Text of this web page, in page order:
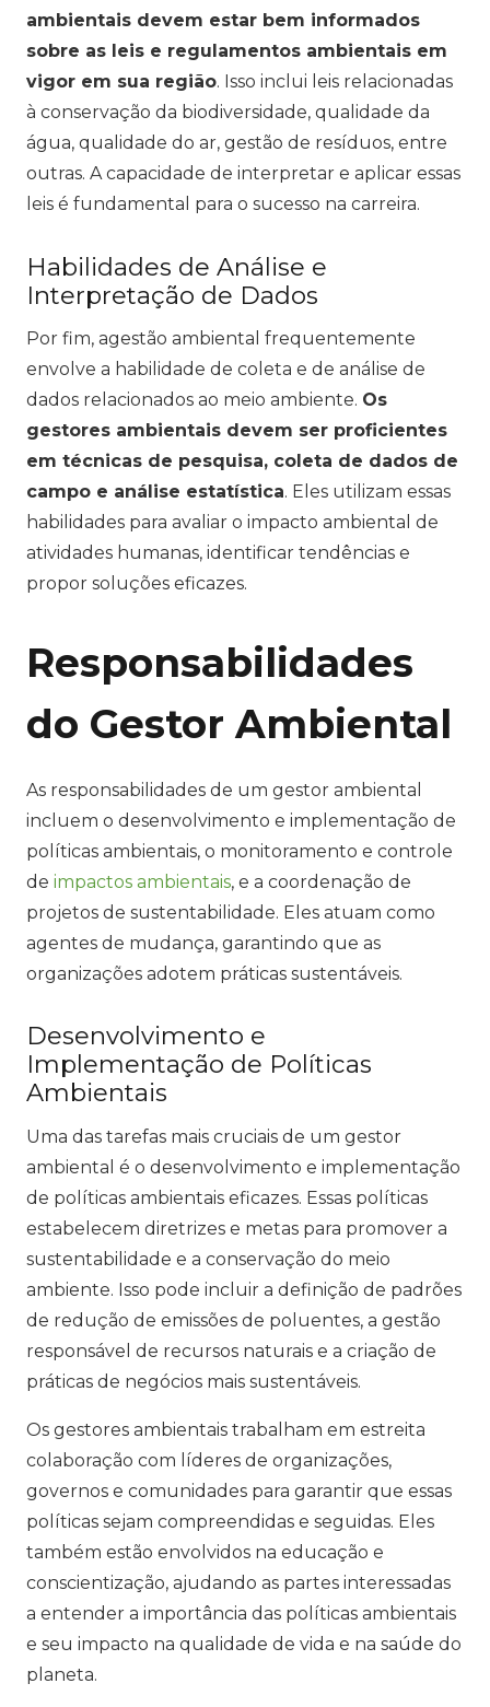
ambientais devem estar bem informados
sobre as leis e regulamentos ambientais em
vigor em sua região. Isso inclui leis relacionadas
à conservação da biodiversidade, qualidade da
água, qualidade do ar, gestão de resíduos, entre
outras. A capacidade de interpretar e aplicar essas
leis é fundamental para o sucesso na carreira.
Habilidades de Análise e
Interpretação de Dados
Por fim, agestão ambiental frequentemente
envolve a habilidade de coleta e de análise de
dados relacionados ao meio ambiente. Os
gestores ambientais devem ser proficientes
em técnicas de pesquisa, coleta de dados de
campo e análise estatística. Eles utilizam essas
habilidades para avaliar o impacto ambiental de
atividades humanas, identificar tendências e
propor soluções eficazes.
Responsabilidades
do Gestor Ambiental
As responsabilidades de um gestor ambiental
incluem o desenvolvimento e implementação de
políticas ambientais, o monitoramento e controle
de impactos ambientais, e a coordenação de
projetos de sustentabilidade. Eles atuam como
agentes de mudança, garantindo que as
organizações adotem práticas sustentáveis.
Desenvolvimento e
Implementação de Políticas
Ambientais
Uma das tarefas mais cruciais de um gestor
ambiental é o desenvolvimento e implementação
de políticas ambientais eficazes. Essas políticas
estabelecem diretrizes e metas para promover a
sustentabilidade e a conservação do meio
ambiente. Isso pode incluir a definição de padrões
de redução de emissões de poluentes, a gestão
responsável de recursos naturais e a criação de
práticas de negócios mais sustentáveis.
Os gestores ambientais trabalham em estreita
colaboração com líderes de organizações,
governos e comunidades para garantir que essas
políticas sejam compreendidas e seguidas. Eles
também estão envolvidos na educação e
conscientização, ajudando as partes interessadas
a entender a importância das políticas ambientais
e seu impacto na qualidade de vida e na saúde do
planeta.